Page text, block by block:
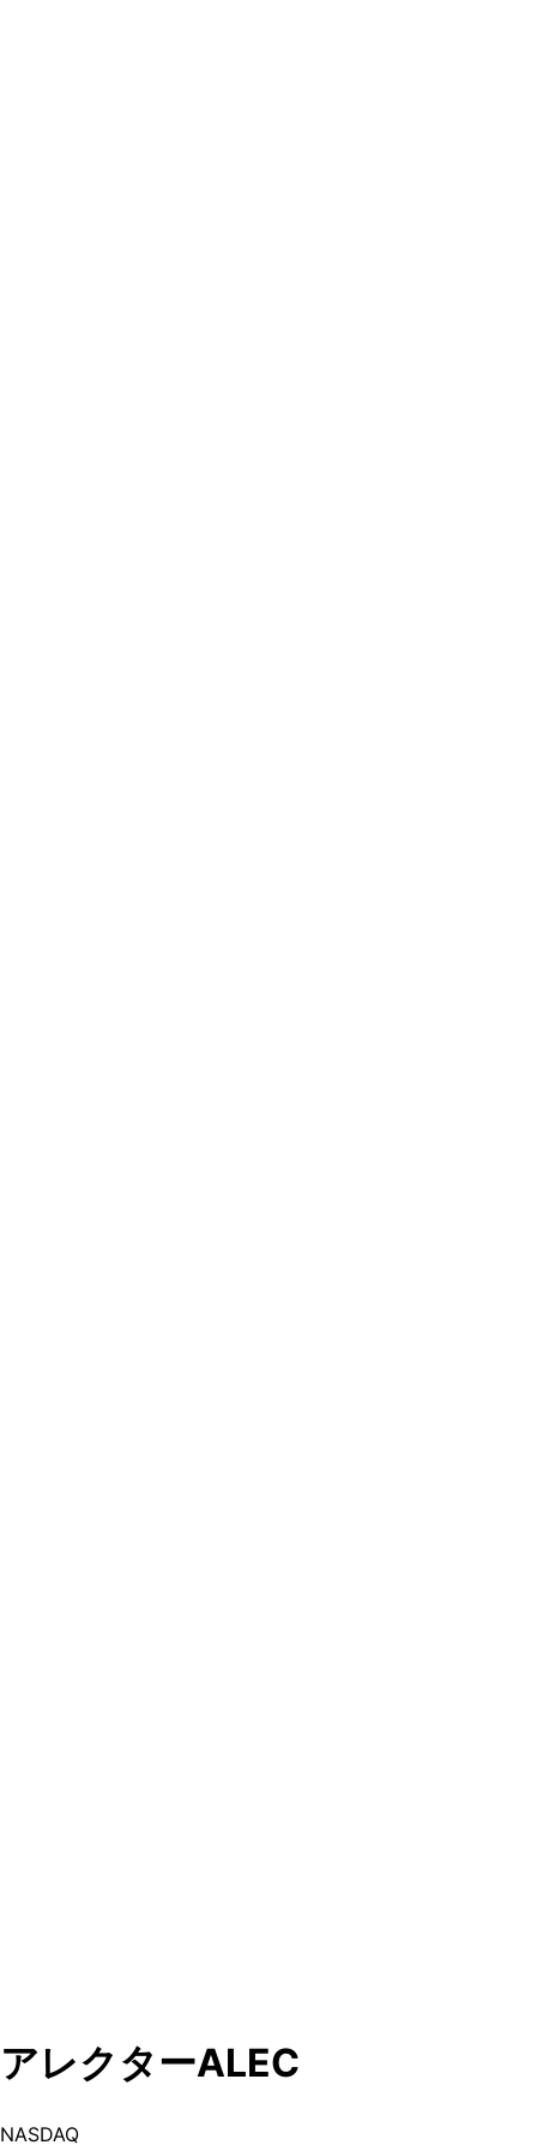
アレクターALEC
NASDAQ